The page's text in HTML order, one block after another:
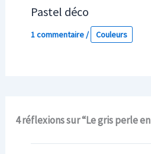
Pastel déco
1 commentaire / Couleurs
4 réflexions sur “Le gris perle